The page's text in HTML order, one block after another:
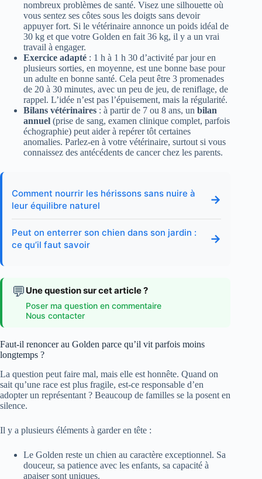
nombreux problèmes de santé. Visez une silhouette où
vous sentez ses côtes sous les doigts sans devoir
appuyer fort. Si le vétérinaire annonce un poids idéal de
30 kg et que votre Golden en fait 36 kg, il y a un vrai
travail à engager.
Exercice adapté : 1 h à 1 h 30 d’activité par jour en
plusieurs sorties, en moyenne, est une bonne base pour
un adulte en bonne santé. Cela peut être 3 promenades
de 20 à 30 minutes, avec un peu de jeu, de reniflage, de
rappel. L’idée n’est pas l’épuisement, mais la régularité.
Bilans vétérinaires : à partir de 7 ou 8 ans, un bilan
annuel (prise de sang, examen clinique complet, parfois
échographie) peut aider à repérer tôt certaines
anomalies. Parlez-en à votre vétérinaire, surtout si vous
connaissez des antécédents de cancer chez les parents.
Comment nourrir les hérissons sans nuire à
leur équilibre naturel
→
Peut on enterrer son chien dans son jardin :
ce qu’il faut savoir
→
💬 Une question sur cet article ?
Poser ma question en commentaire
Nous contacter
Faut-il renoncer au Golden parce qu’il vit parfois moins
longtemps ?
La question peut faire mal, mais elle est honnête. Quand on
sait qu’une race est plus fragile, est-ce responsable d’en
adopter un représentant ? Beaucoup de familles se la posent en
silence.
Il y a plusieurs éléments à garder en tête :
Le Golden reste un chien au caractère exceptionnel. Sa
douceur, sa patience avec les enfants, sa capacité à
apaiser sont uniques.